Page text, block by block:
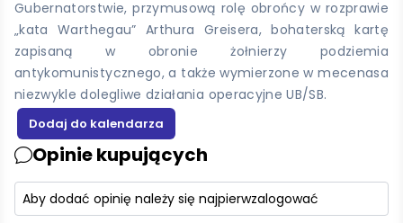
Gubernatorstwie, przymusową rolę obrońcy w rozprawie
„kata Warthegau” Arthura Greisera, bohaterską kartę
zapisaną w obronie żołnierzy podziemia
antykomunistycznego, a także wymierzone w mecenasa
niezwykle dolegliwe działania operacyjne UB/SB.
Opinie kupujących
Aby dodać opinię należy się najpierwzalogować